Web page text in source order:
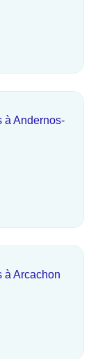
à Andernos-
à Arcachon